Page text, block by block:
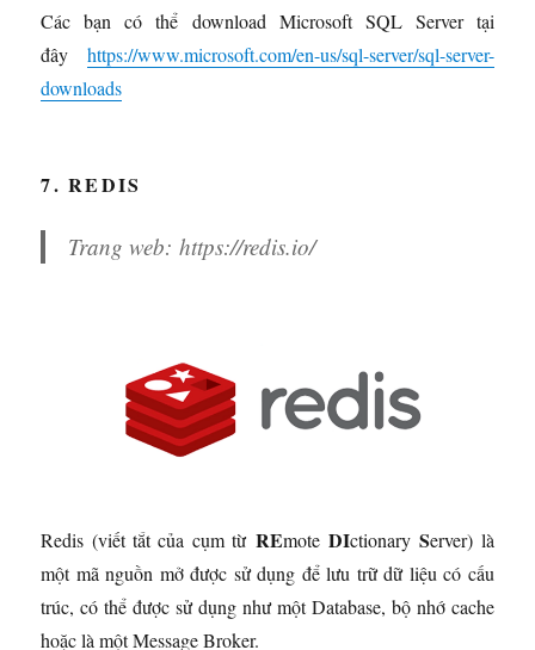
Các bạn có thể download Microsoft SQL Server tại
đây https://www.microsoft.com/en-us/sql-server/sql-server-
downloads
7. REDIS
Trang web: https://redis.io/
Redis (viết tắt của cụm từ REmote DIctionaryServer) là
một mã nguồn mở được sử dụng để lưu trữ dữ liệu có cấu
trúc, có thể được sử dụng như một Database, bộ nhớ cache
hoặc là một Message Broker.